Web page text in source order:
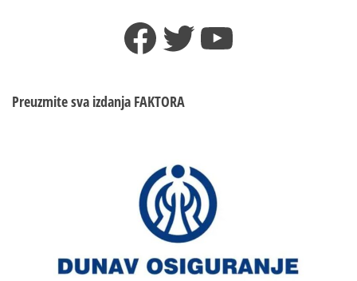
Facebook
TwitterYouTube
Preuzmite sva izdanja FAKTORA